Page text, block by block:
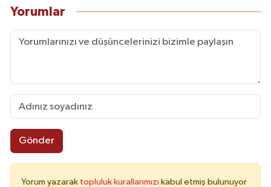
Yorumlar
Gönder
Yorum yazarak topluluk kurallarımızı kabul etmiş bulunuyor